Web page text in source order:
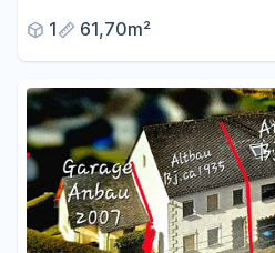
1
61,70m²